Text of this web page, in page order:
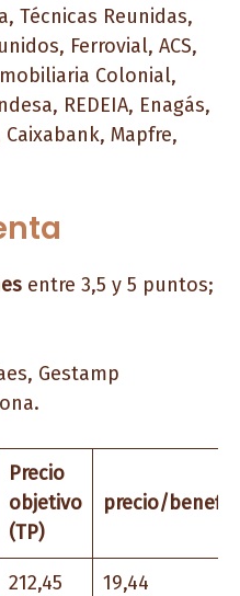
Técnicas Reunidas,
Ferrovial, ACS,
Colonial,
REDEIA, Enagás,
Mapfre,
entre 3,5 y 5 puntos;
Gestamp
Precio
objetivo
(TP)
precio/
212,45 19,44